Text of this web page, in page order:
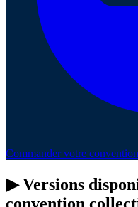
Commander votre
▶Versions
convention